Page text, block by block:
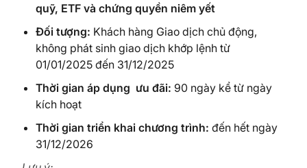
quỹ, ETF và chứng quyền niêm yết
Đối tượng: Khách hàng Giao dịch chủ động,
không phát sinh giao dịch khớp lệnh từ
01/01/2025 đến 31/12/2025
Thời gian áp dụng ưu đãi: 90 ngày kể từ ngày
kích hoạt
Thời gian triển khai chương trình: đến hết ngày
31/12/2026